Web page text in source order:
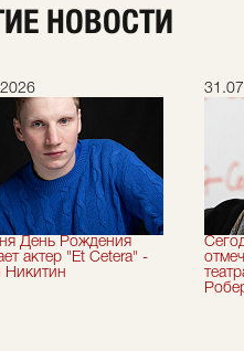
НОВОСТИ
День Рождения
актер "Et Cetera" -
Никитин